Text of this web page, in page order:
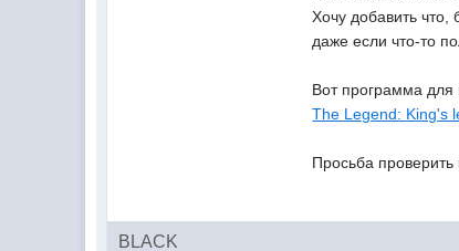
Хочу добавить
даже если что-то
Вот программа
The Legend: King's
Просьба
BLACK